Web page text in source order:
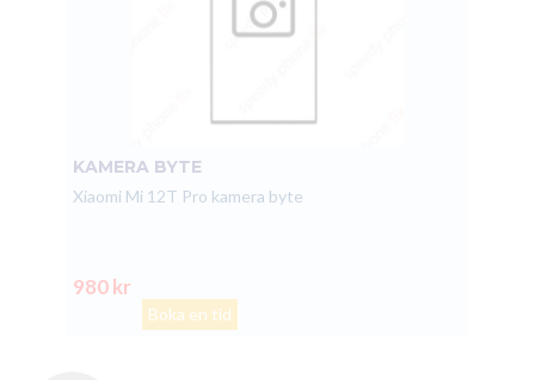
KAMERA BYTE
Xiaomi Mi 12T Pro kamera byte
980 kr
Boka en tid